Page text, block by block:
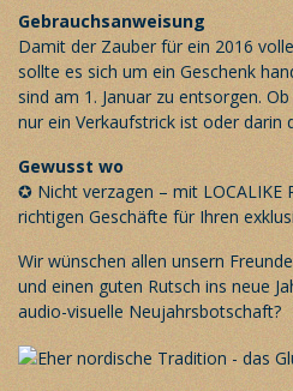
Gebrauchsanweisung
Damit der Zauber für ein 2016
sollte es sich um ein Geschenk
sind am 1. Januar zu entsorgen.
nur ein Verkaufstrick ist oder darin
Gewusst wo
✪ Nicht verzagen – mit LOCALIKE
richtigen Geschäfte für Ihren
Wir wünschen allen unsern
und einen guten Rutsch ins neue
audio-visuelle Neujahrsbotschaft?